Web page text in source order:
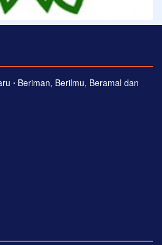
⋅ Beriman, Berilmu, Beramal dan